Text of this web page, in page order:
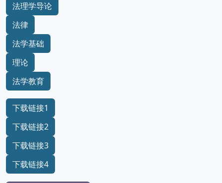
法理学导论
法律
法学基础
理论
法学教育
下载链接1
下载链接2
下载链接3
下载链接4